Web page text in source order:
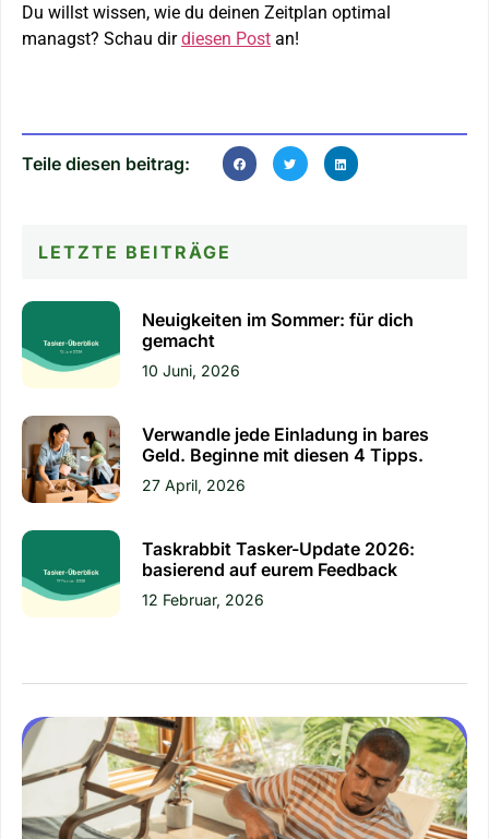
Du willst wissen, wie du deinen Zeitplan optimal
managst? Schau dirdiesen Postan!
Teile diesen beitrag:
LETZTE BEITRÄGE
Neuigkeiten im Sommer: für dich
gemacht
10 Juni, 2026
Verwandle jede Einladung in bares
Geld. Beginne mit diesen 4 Tipps.
27 April, 2026
Taskrabbit Tasker-Update 2026:
basierend auf eurem Feedback
12 Februar, 2026